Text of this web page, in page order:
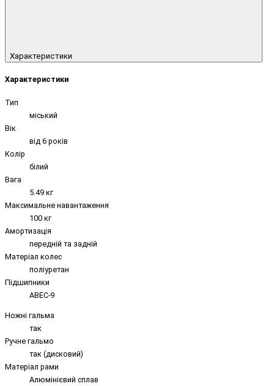
Характеристики
Характеристики
Тип
міський
Вік
від 6 років
Колір
білий
Вага
5.49 кг
Максимальне навантаження
100 кг
Амортизація
передній та задній
Матеріал колес
поліуретан
Підшипники
ABEC-9
Ножні гальма
так
Ручне гальмо
так (дисковий)
Матеріал рами
Алюмінієвий сплав